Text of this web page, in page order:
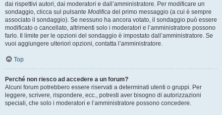
dai rispettivi autori, dai moderatori e dall’amministratore. Per modificare un
sondaggio, clicca sul pulsante Modifica del primo messaggio (a cui è sempre
associato il sondaggio). Se nessuno ha ancora votato, il sondaggio può essere
modificato o cancellato, altrimenti solo i moderatori e l’amministratore possono
farlo. Il limite per le opzioni del sondaggio è impostato dall’amministratore. Se
vuoi aggiungere ulteriori opzioni, contatta l’amministratore.
Top
Perché non riesco ad accedere a un forum?
Alcuni forum potrebbero essere riservati a determinati utenti o gruppi. Per
leggere, scrivere, rispondere, ecc., potresti aver bisogno di autorizzazioni
speciali, che solo i moderatori e l’amministratore possono concedere.